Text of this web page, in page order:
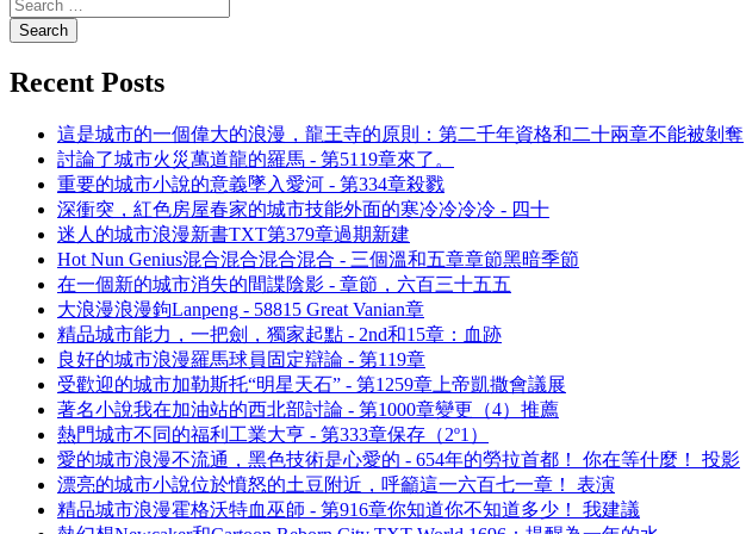
Recent Posts
這是城市的一個偉大的浪漫，龍王寺的原則：第二千年資格和二十兩章不能被剝奪
討論了城市火災萬道龍的羅馬 - 第5119章來了。
重要的城市小說的意義墜入愛河 - 第334章殺戮
深衝突，紅色房屋春家的城市技能外面的寒冷冷冷冷 - 四十
迷人的城市浪漫新書TXT第379章過期新建
Hot Nun Genius混合混合混合混合 - 三個溫和五章章節黑暗季節
在一個新的城市消失的間諜陰影 - 章節，六百三十五五
大浪漫浪漫鉤Lanpeng - 58815 Great Vanian章
精品城市能力，一把劍，獨家起點 - 2nd和15章：血跡
良好的城市浪漫羅馬球員固定辯論 - 第119章
受歡迎的城市加勒斯托“明星天石” - 第1259章上帝凱撒會議展
著名小說我在加油站的西北部討論 - 第1000章變更（4）推薦
熱門城市不同的福利工業大亨 - 第333章保存（2º1）
愛的城市浪漫不流通，黑色技術是心愛的 - 654年的勞拉首都！ 你在等什麼！ 投影
漂亮的城市小說位於憤怒的土豆附近，呼籲這一六百七一章！ 表演
精品城市浪漫霍格沃特血巫師 - 第916章你知道你不知道多少！ 我建議